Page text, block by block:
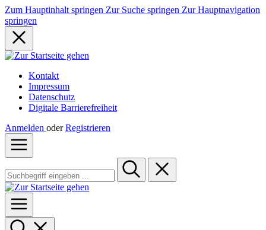
Zum Hauptinhalt springen Zur Suche springen Zur Hauptnavigation
springen
Kontakt
Impressum
Datenschutz
Digitale Barrierefreiheit
Anmelden oder Registrieren